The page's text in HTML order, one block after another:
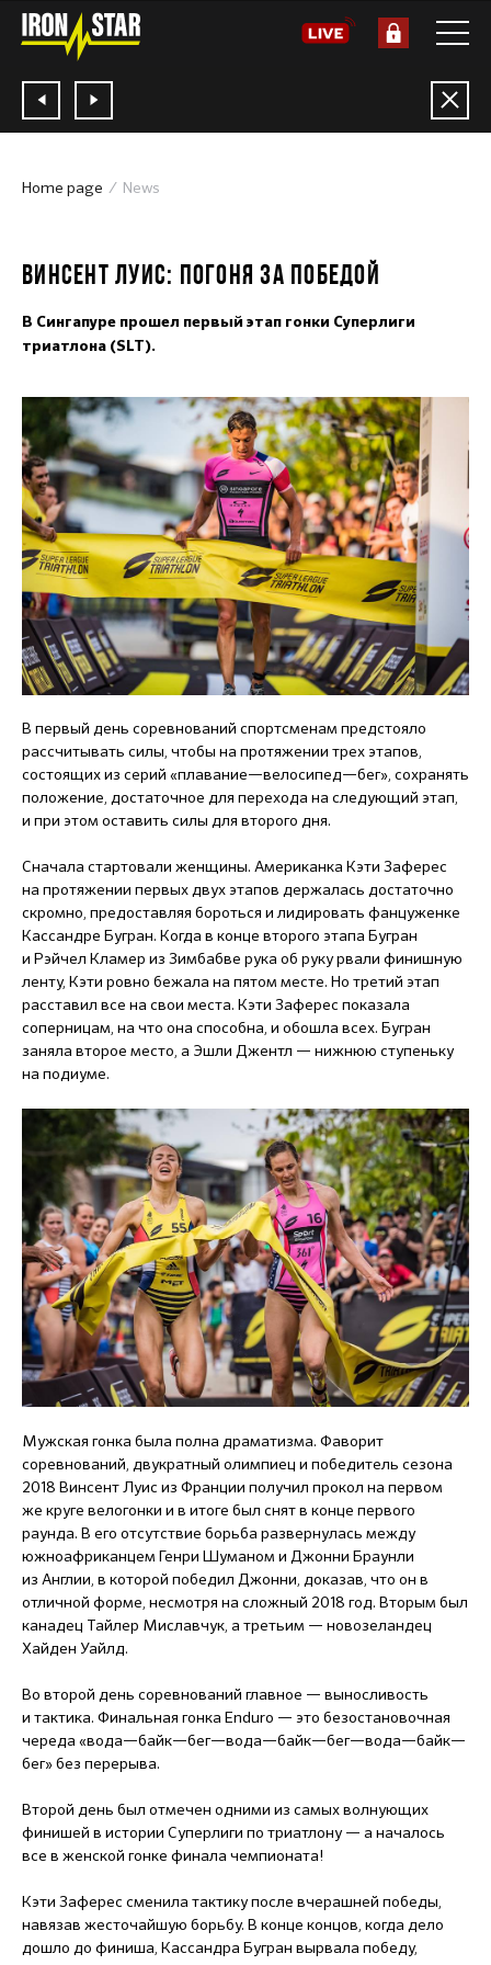
Home page News
ВИНСЕНТ ЛУИС: ПОГОНЯ ЗА ПОБЕДОЙ
В Сингапуре прошел первый этап гонки Суперлиги
триатлона (SLT).
В первый день соревнований спортсменам предстояло
рассчитывать силы, чтобы на протяжении трех этапов,
состоящих из серий «плавание—велосипед—бег», сохранять
положение, достаточное для перехода на следующий этап,
и при этом оставить силы для второго дня.
Сначала стартовали женщины. Американка Кэти Заферес
на протяжении первых двух этапов держалась достаточно
скромно, предоставляя бороться и лидировать фанцуженке
Кассандре Бугран. Когда в конце второго этапа Бугран
и Рэйчел Кламер из Зимбабве рука об руку рвали финишную
ленту, Кэти ровно бежала на пятом месте. Но третий этап
расставил все на свои места. Кэти Заферес показала
соперницам, на что она способна, и обошла всех. Бугран
заняла второе место, а Эшли Джентл — нижнюю ступеньку
на подиуме.
Мужская гонка была полна драматизма. Фаворит
соревнований, двукратный олимпиец и победитель сезона
2018 Винсент Луис из Франции получил прокол на первом
же круге велогонки и в итоге был снят в конце первого
раунда. В его отсутствие борьба развернулась между
южноафриканцем Генри Шуманом и Джонни Браунли
из Англии, в которой победил Джонни, доказав, что он в
отличной форме, несмотря на сложный 2018 год. Вторым был
канадец Тайлер Миславчук, а третьим — новозеландец
Хайден Уайлд.
Во второй день соревнований главное — выносливость
и тактика. Финальная гонка Enduro — это безостановочная
череда «вода—байк—бег—вода—байк—бег—вода—байк—
бег» без перерыва.
Второй день был отмечен одними из самых волнующих
финишей в истории Суперлиги по триатлону — а началось
все в женской гонке финала чемпионата!
Кэти Заферес сменила тактику после вчерашней победы,
навязав жесточайшую борьбу. В конце концов, когда дело
дошло до финиша, Кассандра Бугран вырвала победу,